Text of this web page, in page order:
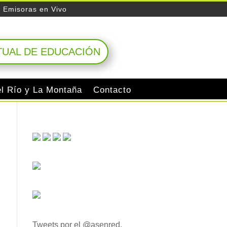
Emisoras en Vivo
DE EDUCACIÓN
Río y La Montaña Contacto
Tweets por el @asenred.